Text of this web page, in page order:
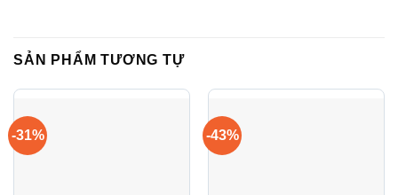
SẢN PHẨM TƯƠNG TỰ
-31% -43%